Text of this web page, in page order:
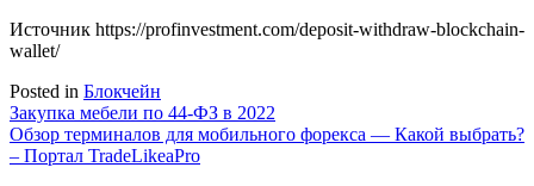
Источник https://profinvestment.com/deposit-withdraw-blockchain-
wallet/
Posted in Блокчейн
Навигация
по
Закупка мебели по 44-ФЗ в 2022
Обзор терминалов для мобильного форекса — Какой выбрать?
– Портал TradeLikeaPro